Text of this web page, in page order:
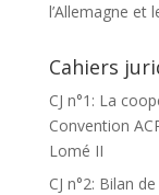
l’Allemagne et
Cahiers
CJ n°1: La
Convention
Lomé II
CJ n°2: Bilan